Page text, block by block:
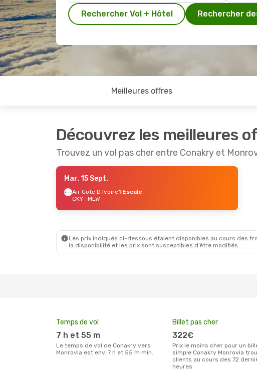
Rechercher Vol + Hôtel Rechercher
Meilleures offres
Découvrez les meilleures
Trouvez un vol pas cher entre Conakry et
Mar. 15 Sept.
Air Cote D Ivoire1 Escale
CKY- MLW
Les prix indiqués ci-dessous étaient disponibles au cours des
la disponibilité et les prix sont susceptibles d’être modifiés.
Temps de vol
7 h et 55 m
Le temps de vol de Conakry vers
Monrovia est env. 7 h et 55 m min.
Billet pas cher
322€
Prix le moins cher pour un billet aller
simple Conakry Monrovia
clients au cours des 72
heures